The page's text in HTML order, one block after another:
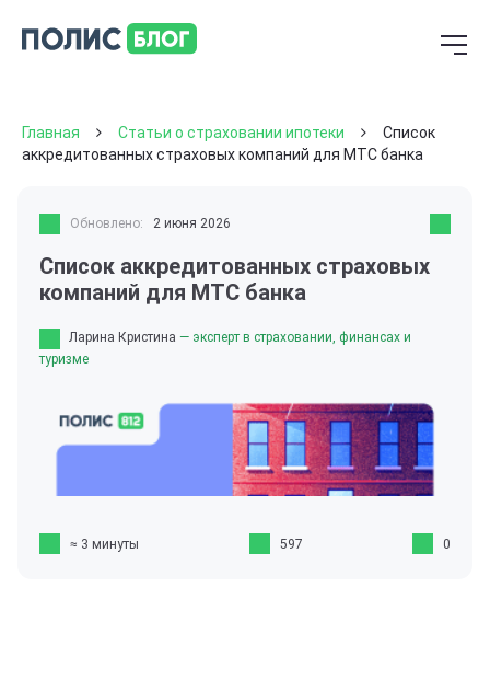
Главная Статьи о страховании ипотеки
Список
аккредитованных страховых компаний для МТС банка
Обновлено: 2 июня 2026
Список аккредитованных страховых
компаний для МТС банка
Ларина Кристина — эксперт в страховании, финансах и
туризме
≈ 3 минуты 597 0